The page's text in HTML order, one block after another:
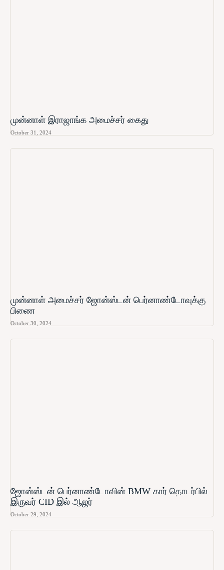
முன்னாள் இராஜாங்க அமைச்சர் கைது
October 31, 2024
முன்னாள் அமைச்சர் ஜோன்ஸ்டன் பெர்னாண்டோவுக்கு
பிணை
October 30, 2024
ஜோன்ஸ்டன் பெர்னாண்டோவின் BMW கார் தொடர்பில்
இருவர் CID இல் ஆஜர்
October 29, 2024